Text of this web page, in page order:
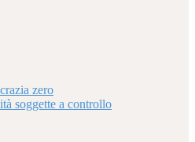
zero
soggette a controllo